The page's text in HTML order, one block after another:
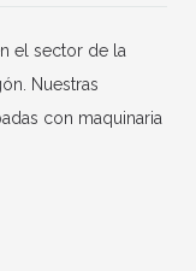
el sector de la
Nuestras
con maquinaria